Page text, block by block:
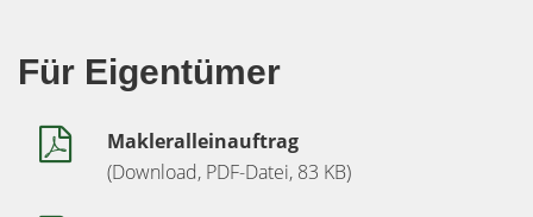
Für Eigentümer
Makleralleinauftrag
(Download, PDF-Datei, 83 KB)